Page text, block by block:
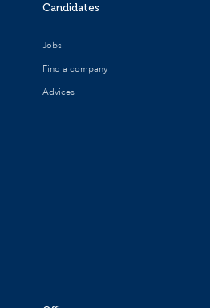
Candidates
Jobs
Find a company
Advices